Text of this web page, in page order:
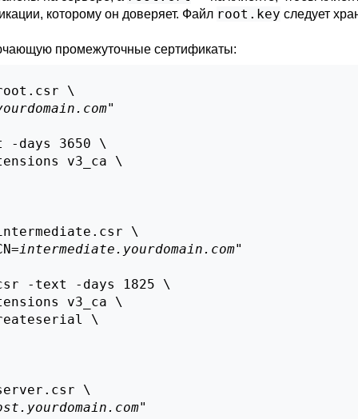
которому он доверяет. Файл root.key следует
промежуточные сертификаты:
\
"
days 3650 \
v3_ca \
\
intermediate.yourdomain.com"
-text -days 1825 \
v3_ca \
\
\
"